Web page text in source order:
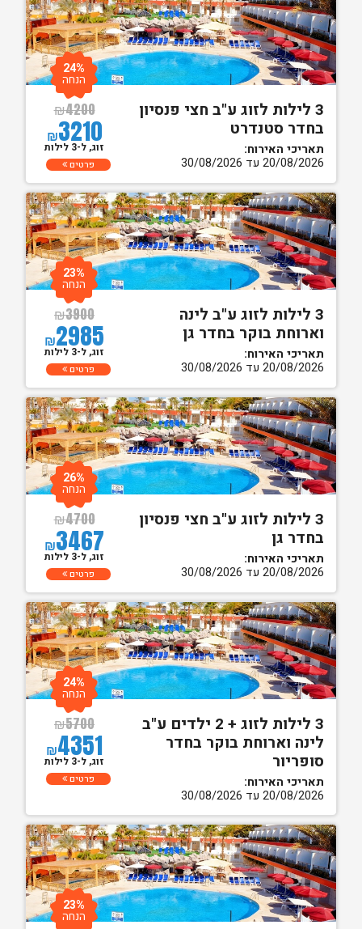
3 לילות לזוג ע"ב חצי פנסיון
בחדר סטנדרט
תאריכי האירוח:
20/08/2026 עד 30/08/2026
₪4200
₪3210
24%
הנחה
זוג, ל-3 לילות
פרטים
3 לילות לזוג ע"ב לינה
וארוחת בוקר בחדר גן
תאריכי האירוח:
20/08/2026 עד 30/08/2026
₪3900
₪2985
23%
הנחה
זוג, ל-3 לילות
פרטים
3 לילות לזוג ע"ב חצי פנסיון
בחדר גן
תאריכי האירוח:
20/08/2026 עד 30/08/2026
₪4700
₪3467
26%
הנחה
זוג, ל-3 לילות
פרטים
3 לילות לזוג + 2 ילדים ע"ב
לינה וארוחת בוקר בחדר
סופריור
תאריכי האירוח:
20/08/2026 עד 30/08/2026
₪5700
₪4351
24%
הנחה
זוג, ל-3 לילות
פרטים
23%
הנחה